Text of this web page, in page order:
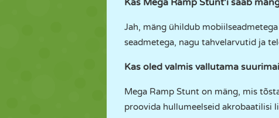
Kas Mega Ramp Stunt'i saab
Jah, mäng ühildub
seadmetega, nagu tahvelarvutid ja
Kas oled valmis vallutama
Mega Ramp Stunt on mäng, mis
proovida hullumeelseid akrobaatilisi